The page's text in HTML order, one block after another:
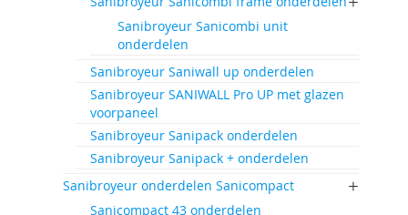
Sanibroyeur Sanicombi unit
onderdelen
Sanibroyeur Saniwall up onderdelen
Sanibroyeur SANIWALL Pro UP met glazen
voorpaneel
Sanibroyeur Sanipack onderdelen
Sanibroyeur Sanipack + onderdelen
Sanibroyeur onderdelen Sanicompact
Sanicompact 43 onderdelen